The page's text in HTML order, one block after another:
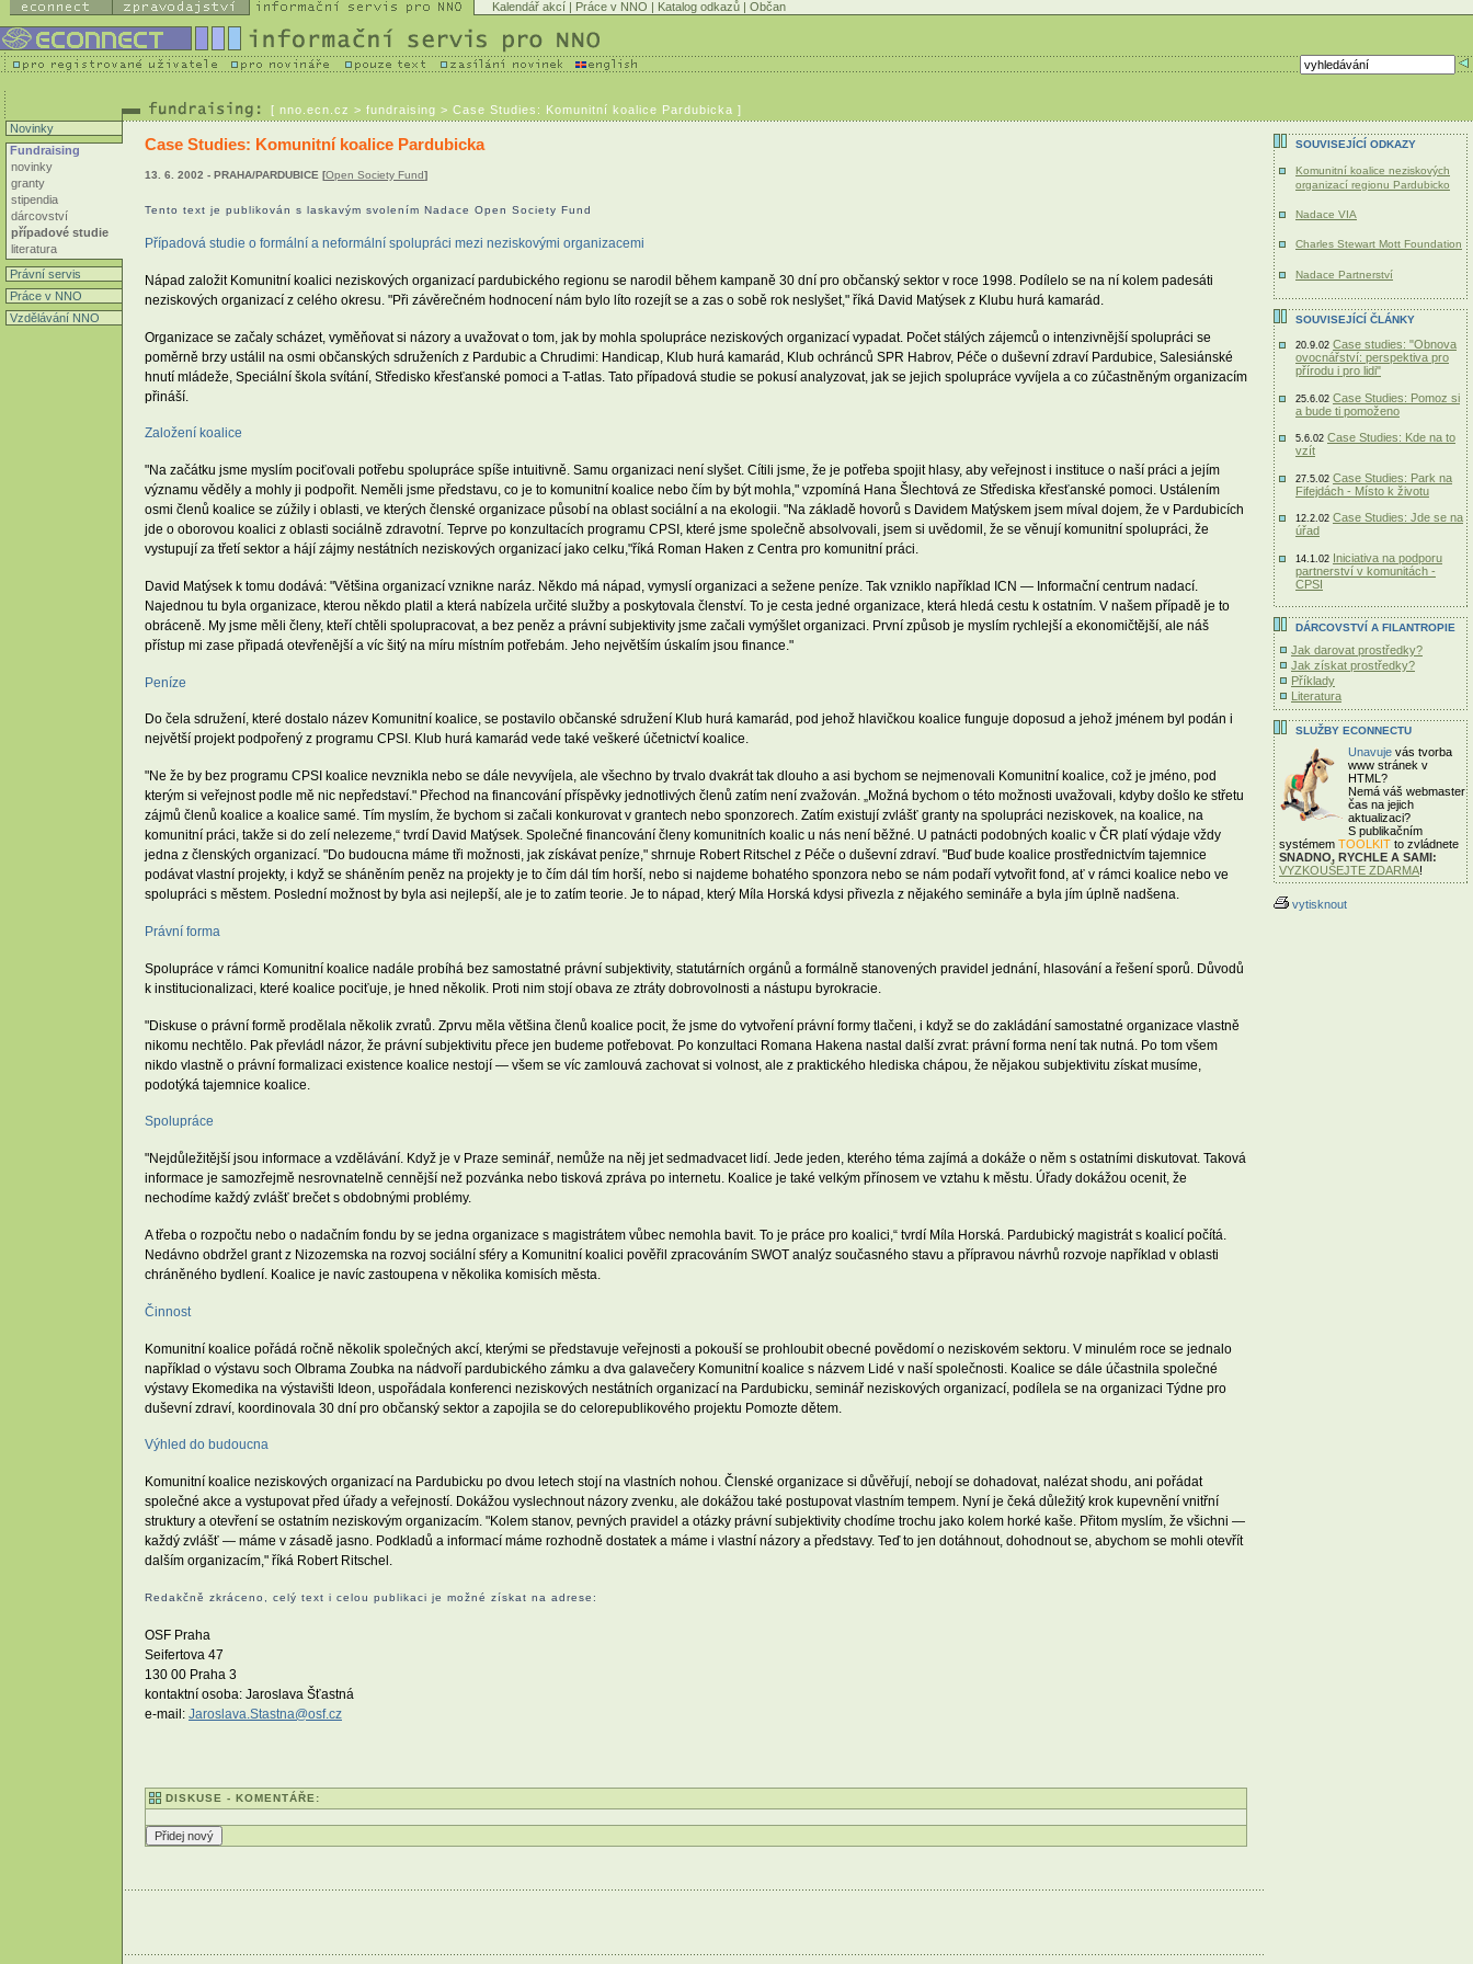
Kalendář akcí | Práce v NNO | Katalog odkazů | Občan
[ nno.ecn.cz > fundraising > Case Studies: Komunitní koalice Pardubicka ]
Novinky
Fundraising
novinky
granty
stipendia
dárcovství
případové studie
literatura
Právní servis
Práce v NNO
Vzdělávání NNO
Case Studies: Komunitní koalice Pardubicka
13. 6. 2002 - PRAHA/PARDUBICE [Open Society Fund]
Tento text je publikován s laskavým svolením Nadace Open Society Fund
Případová studie o formální a neformální spolupráci mezi neziskovými organizacemi
Nápad založit Komunitní koalici neziskových organizací pardubického regionu se narodil během kampaně 30 dní pro občanský sektor v roce 1998. Podílelo se na ní kolem padesáti
neziskových organizací z celého okresu. "Při závěrečném hodnocení nám bylo líto rozejít se a zas o sobě rok neslyšet," říká David Matýsek z Klubu hurá kamarád.
Organizace se začaly scházet, vyměňovat si názory a uvažovat o tom, jak by mohla spolupráce neziskových organizací vypadat. Počet stálých zájemců o intenzivnější spolupráci se
poměrně brzy ustálil na osmi občanských sdruženích z Pardubic a Chrudimi: Handicap, Klub hurá kamarád, Klub ochránců SPR Habrov, Péče o duševní zdraví Pardubice, Salesiánské
hnutí mládeže, Speciální škola svítání, Středisko křesťanské pomoci a T-atlas. Tato případová studie se pokusí analyzovat, jak se jejich spolupráce vyvíjela a co zúčastněným organizacím
přináší.
Založení koalice
"Na začátku jsme myslím pociťovali potřebu spolupráce spíše intuitivně. Samu organizaci není slyšet. Cítili jsme, že je potřeba spojit hlasy, aby veřejnost i instituce o naší práci a jejím
významu věděly a mohly ji podpořit. Neměli jsme představu, co je to komunitní koalice nebo čím by být mohla," vzpomíná Hana Šlechtová ze Střediska křesťanské pomoci. Ustálením
osmi členů koalice se zúžily i oblasti, ve kterých členské organizace působí na oblast sociální a na ekologii. "Na základě hovorů s Davidem Matýskem jsem míval dojem, že v Pardubicích
jde o oborovou koalici z oblasti sociálně zdravotní. Teprve po konzultacích programu CPSI, které jsme společně absolvovali, jsem si uvědomil, že se věnují komunitní spolupráci, že
vystupují za třetí sektor a hájí zájmy nestátních neziskových organizací jako celku,"říká Roman Haken z Centra pro komunitní práci.
David Matýsek k tomu dodává: "Většina organizací vznikne naráz. Někdo má nápad, vymyslí organizaci a sežene peníze. Tak vzniklo například ICN — Informační centrum nadací.
Najednou tu byla organizace, kterou někdo platil a která nabízela určité služby a poskytovala členství. To je cesta jedné organizace, která hledá cestu k ostatním. V našem případě je to
obráceně. My jsme měli členy, kteří chtěli spolupracovat, a bez peněz a právní subjektivity jsme začali vymýšlet organizaci. První způsob je myslím rychlejší a ekonomičtější, ale náš
přístup mi zase připadá otevřenější a víc šitý na míru místním potřebám. Jeho největším úskalím jsou finance."
Peníze
Do čela sdružení, které dostalo název Komunitní koalice, se postavilo občanské sdružení Klub hurá kamarád, pod jehož hlavičkou koalice funguje doposud a jehož jménem byl podán i
největší projekt podpořený z programu CPSI. Klub hurá kamarád vede také veškeré účetnictví koalice.
"Ne že by bez programu CPSI koalice nevznikla nebo se dále nevyvíjela, ale všechno by trvalo dvakrát tak dlouho a asi bychom se nejmenovali Komunitní koalice, což je jméno, pod
kterým si veřejnost podle mě nic nepředstaví." Přechod na financování příspěvky jednotlivých členů zatím není zvažován. „Možná bychom o této možnosti uvažovali, kdyby došlo ke střetu
zájmů členů koalice a koalice samé. Tím myslím, že bychom si začali konkurovat v grantech nebo sponzorech. Zatím existují zvlášť granty na spolupráci neziskovek, na koalice, na
komunitní práci, takže si do zelí nelezeme,“ tvrdí David Matýsek. Společné financování členy komunitních koalic u nás není běžné. U patnácti podobných koalic v ČR platí výdaje vždy
jedna z členských organizací. "Do budoucna máme tři možnosti, jak získávat peníze," shrnuje Robert Ritschel z Péče o duševní zdraví. "Buď bude koalice prostřednictvím tajemnice
podávat vlastní projekty, i když se sháněním peněz na projekty je to čím dál tím horší, nebo si najdeme bohatého sponzora nebo se nám podaří vytvořit fond, ať v rámci koalice nebo ve
spolupráci s městem. Poslední možnost by byla asi nejlepší, ale je to zatím teorie. Je to nápad, který Míla Horská kdysi přivezla z nějakého semináře a byla jím úplně nadšena.
Právní forma
Spolupráce v rámci Komunitní koalice nadále probíhá bez samostatné právní subjektivity, statutárních orgánů a formálně stanovených pravidel jednání, hlasování a řešení sporů. Důvodů
k institucionalizaci, které koalice pociťuje, je hned několik. Proti nim stojí obava ze ztráty dobrovolnosti a nástupu byrokracie.
"Diskuse o právní formě prodělala několik zvratů. Zprvu měla většina členů koalice pocit, že jsme do vytvoření právní formy tlačeni, i když se do zakládání samostatné organizace vlastně
nikomu nechtělo. Pak převládl názor, že právní subjektivitu přece jen budeme potřebovat. Po konzultaci Romana Hakena nastal další zvrat: právní forma není tak nutná. Po tom všem
nikdo vlastně o právní formalizaci existence koalice nestojí — všem se víc zamlouvá zachovat si volnost, ale z praktického hlediska chápou, že nějakou subjektivitu získat musíme,
podotýká tajemnice koalice.
Spolupráce
"Nejdůležitější jsou informace a vzdělávání. Když je v Praze seminář, nemůže na něj jet sedmadvacet lidí. Jede jeden, kterého téma zajímá a dokáže o něm s ostatními diskutovat. Taková
informace je samozřejmě nesrovnatelně cennější než pozvánka nebo tisková zpráva po internetu. Koalice je také velkým přínosem ve vztahu k městu. Úřady dokážou ocenit, že
nechodíme každý zvlášť brečet s obdobnými problémy.
A třeba o rozpočtu nebo o nadačním fondu by se jedna organizace s magistrátem vůbec nemohla bavit. To je práce pro koalici,“ tvrdí Míla Horská. Pardubický magistrát s koalicí počítá.
Nedávno obdržel grant z Nizozemska na rozvoj sociální sféry a Komunitní koalici pověřil zpracováním SWOT analýz současného stavu a přípravou návrhů rozvoje například v oblasti
chráněného bydlení. Koalice je navíc zastoupena v několika komisích města.
Činnost
Komunitní koalice pořádá ročně několik společných akcí, kterými se představuje veřejnosti a pokouší se prohloubit obecné povědomí o neziskovém sektoru. V minulém roce se jednalo
například o výstavu soch Olbrama Zoubka na nádvoří pardubického zámku a dva galavečery Komunitní koalice s názvem Lidé v naší společnosti. Koalice se dále účastnila společné
výstavy Ekomedika na výstavišti Ideon, uspořádala konferenci neziskových nestátních organizací na Pardubicku, seminář neziskových organizací, podílela se na organizaci Týdne pro
duševní zdraví, koordinovala 30 dní pro občanský sektor a zapojila se do celorepublikového projektu Pomozte dětem.
Výhled do budoucna
Komunitní koalice neziskových organizací na Pardubicku po dvou letech stojí na vlastních nohou. Členské organizace si důvěřují, nebojí se dohadovat, nalézat shodu, ani pořádat
společné akce a vystupovat před úřady a veřejností. Dokážou vyslechnout názory zvenku, ale dokážou také postupovat vlastním tempem. Nyní je čeká důležitý krok kupevnění vnitřní
struktury a otevření se ostatním neziskovým organizacím. "Kolem stanov, pevných pravidel a otázky právní subjektivity chodíme trochu jako kolem horké kaše. Přitom myslím, že všichni —
každý zvlášť — máme v zásadě jasno. Podkladů a informací máme rozhodně dostatek a máme i vlastní názory a představy. Teď to jen dotáhnout, dohodnout se, abychom se mohli otevřít
dalším organizacím," říká Robert Ritschel.
Redakčně zkráceno, celý text i celou publikaci je možné získat na adrese:
OSF Praha
Seifertova 47
130 00 Praha 3
kontaktní osoba: Jaroslava Šťastná
e-mail: Jaroslava.Stastna@osf.cz
DISKUSE - KOMENTÁŘE:
SOUVISEJÍCÍ ODKAZY
Komunitní koalice neziskových
organizací regionu Pardubicko
Nadace VIA
Charles Stewart Mott Foundation
Nadace Partnerství
SOUVISEJÍCÍ ČLÁNKY
20.9.02 Case studies: "Obnova
ovocnářství: perspektiva pro
přírodu i pro lidi"
25.6.02 Case Studies: Pomoz si
a bude ti pomoženo
5.6.02 Case Studies: Kde na to
vzít
27.5.02 Case Studies: Park na
Fifejdách - Místo k životu
12.2.02 Case Studies: Jde se na
úřad
14.1.02 Iniciativa na podporu
partnerství v komunitách -
CPSI
DÁRCOVSTVÍ A FILANTROPIE
Jak darovat prostředky?
Jak získat prostředky?
Příklady
Literatura
SLUŽBY ECONNECTU
Unavuje vás tvorba
www stránek v
HTML?
Nemá váš webmaster
čas na jejich
aktualizaci?
S publikačním
systémem TOOLKIT to zvládnete
SNADNO, RYCHLE A SAMI:
VYZKOUŠEJTE ZDARMA!
vytisknout